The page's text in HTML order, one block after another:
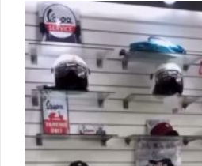
Video
Player